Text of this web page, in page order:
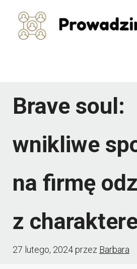
Brave soul:
wnikliwe
na firmę
z
27 lutego, 2024przez Barbara